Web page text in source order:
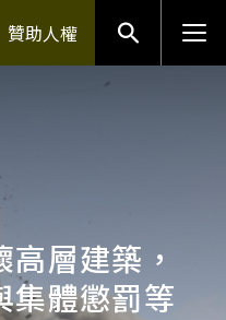
層建築，
集體懲罰等
贊助人權